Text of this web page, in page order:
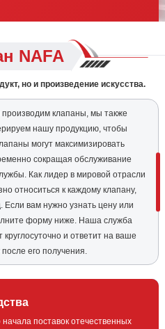
NAFA
но и произведение искусства.
клапаны, мы также
нашу продукцию, чтобы
могут максимизировать
сокращая обслуживание
Как лидер в мировой отрасли
относиться к каждому клапану,
вам нужно узнать цену или
форму ниже. Наша служба
и ответит на ваше
его получения.
поставок отечественных